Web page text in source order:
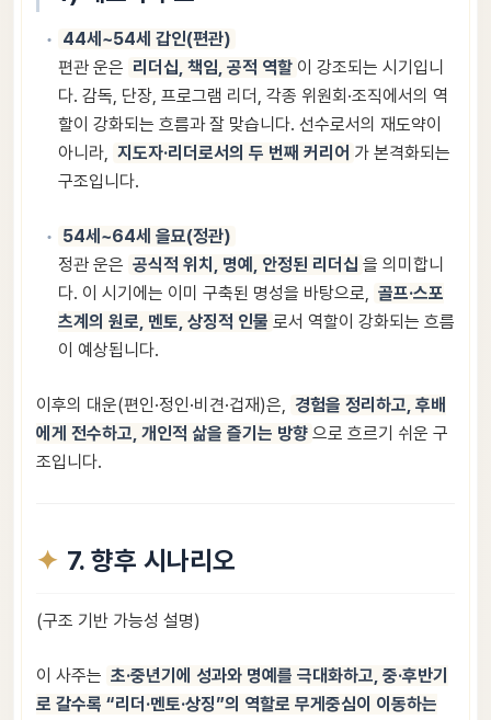
44세~54세 갑인(편관)
편관 운은 리더십, 책임, 공적 역할 이 강조되는 시기입니
다. 감독, 단장, 프로그램 리더, 각종 위원회·조직에서의 역
할이 강화되는 흐름과 잘 맞습니다. 선수로서의 재도약이
아니라, 지도자·리더로서의 두 번째 커리어 가 본격화되는
구조입니다.
54세~64세 을묘(정관)
정관 운은 공식적 위치, 명예, 안정된 리더십 을 의미합니
다. 이 시기에는 이미 구축된 명성을 바탕으로, 골프·스포
츠계의 원로, 멘토, 상징적 인물 로서 역할이 강화되는 흐름
이 예상됩니다.
이후의 대운(편인·정인·비견·겁재)은, 경험을 정리하고, 후배
에게 전수하고, 개인적 삶을 즐기는 방향 으로 흐르기 쉬운 구
조입니다.
7. 향후 시나리오
(구조 기반 가능성 설명)
이 사주는 초·중년기에 성과와 명예를 극대화하고, 중·후반기
로 갈수록 “리더·멘토·상징”의 역할로 무게중심이 이동하는